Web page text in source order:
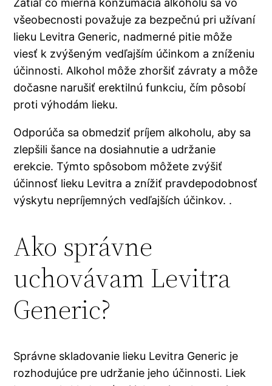
Zatiaľ čo mierna konzumácia alkoholu sa vo
všeobecnosti považuje za bezpečnú pri užívaní
lieku Levitra Generic, nadmerné pitie môže
viesť k zvýšeným vedľajším účinkom a zníženiu
účinnosti. Alkohol môže zhoršiť závraty a môže
dočasne narušiť erektilnú funkciu, čím pôsobí
proti výhodám lieku.
Odporúča sa obmedziť príjem alkoholu, aby sa
zlepšili šance na dosiahnutie a udržanie
erekcie. Týmto spôsobom môžete zvýšiť
účinnosť lieku Levitra a znížiť pravdepodobnosť
výskytu nepríjemných vedľajších účinkov. .
Ako správne
uchovávam Levitra
Generic?
Správne skladovanie lieku Levitra Generic je
rozhodujúce pre udržanie jeho účinnosti. Liek